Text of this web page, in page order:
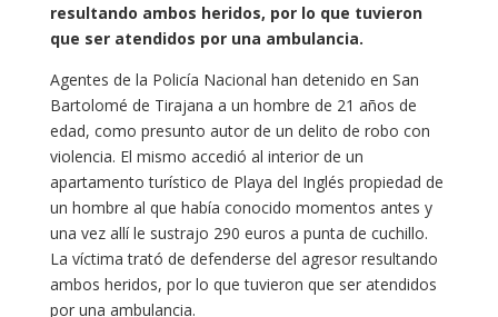
resultando ambos heridos, por lo que tuvieron
que ser atendidos por una ambulancia.
Agentes de la Policía Nacional han detenido en San
Bartolomé de Tirajana a un hombre de 21 años de
edad, como presunto autor de un delito de robo con
violencia. El mismo accedió al interior de un
apartamento turístico de Playa del Inglés propiedad de
un hombre al que había conocido momentos antes y
una vez allí le sustrajo 290 euros a punta de cuchillo.
La víctima trató de defenderse del agresor resultando
ambos heridos, por lo que tuvieron que ser atendidos
por una ambulancia.